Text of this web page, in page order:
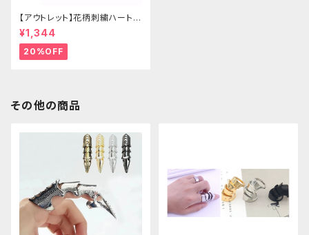
【アウトレット】花柄刺繍ハートバ
ッグ
¥1,344
20%OFF
その他の商品